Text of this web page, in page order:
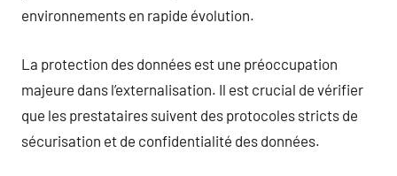
environnements en rapide évolution.
La protection des données est une préoccupation
majeure dans l’externalisation. Il est crucial de vérifier
que les prestataires suivent des protocoles stricts de
sécurisation et de confidentialité des données.